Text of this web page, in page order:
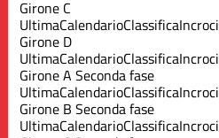
Girone C
UltimaCalendarioClassificaIncroci
Girone D
UltimaCalendarioClassificaIncroci
Girone A Seconda fase
UltimaCalendarioClassificaIncroci
Girone B Seconda fase
UltimaCalendarioClassificaIncroci